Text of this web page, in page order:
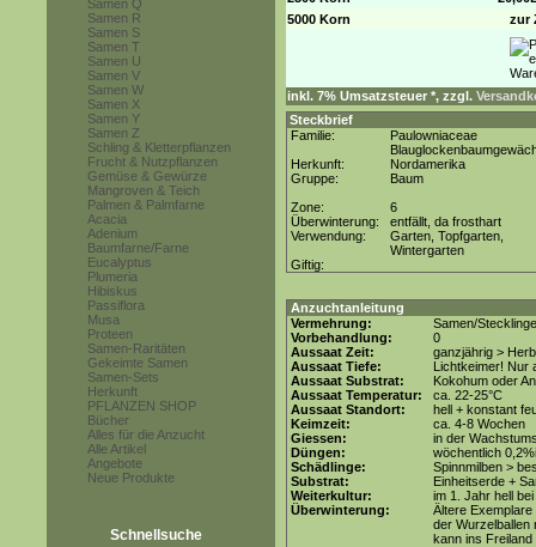
Samen Q
Samen R
Samen S
Samen T
Samen U
Samen V
Samen W
Samen X
Samen Y
Samen Z
Schling & Kletterpflanzen
Frucht & Nutzpflanzen
Gemüse & Gewürze
Mangroven & Teich
Palmen & Palmfarne
Acacia
Adenium
Baumfarne/Farne
Eucalyptus
Plumeria
Hibiskus
Passiflora
Musa
Proteen
Samen-Raritäten
Gekeimte Samen
Samen-Sets
Herkunft
PFLANZEN SHOP
Bücher
Alles für die Anzucht
Alle Artikel
Angebote
Neue Produkte
Schnellsuche
5000 Korn
zur
inkl. 7% Umsatzsteuer *, zzgl.
Steckbrief
Familie:
Paulowniaceae
Herkunft:
Nordamerika
Gruppe:
Baum
Zone:
6
Überwinterung:
entfällt, da frosthart
Verwendung:
Garten, Topfgarten,
Wintergarten
Giftig:
Anzuchtanleitung
Vermehrung:
Samen/
Vorbehandlung:
0
Aussaat Zeit:
ganzjährig >
Aussaat Tiefe:
Lichtkeimer! Nur
Aussaat Substrat:
Kokohum oder
Aussaat Temperatur:
ca. 22-25°C
Aussaat Standort:
hell + konstant
Keimzeit:
ca. 4-8 Wochen
Giessen:
in der
Düngen:
wöchentlich
Schädlinge:
Spinnmilben >
Substrat:
Einheitserde +
Weiterkultur:
im 1. Jahr hell
Überwinterung:
Ältere
der Wurzelballen
kann ins